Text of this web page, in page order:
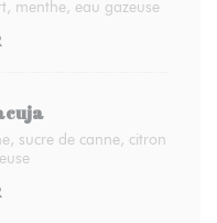
menthe, eau gazeuse
sucre de canne, citron